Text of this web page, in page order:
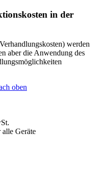
in der
werden
aber die Anwendung des
oben
Geräte